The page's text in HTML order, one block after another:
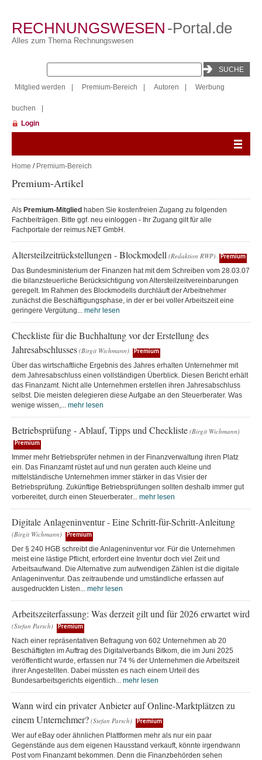
RECHNUNGSWESEN -Portal.de
Alles zum Thema Rechnungswesen
Mitglied werden Premium-Bereich Autoren Werbung
buchen
Login
Home / Premium-Bereich
Premium-Artikel
Als Premium-Mitglied haben Sie kostenfreien Zugang zu folgenden
Fachbeiträgen. Bitte ggf. neu einloggen - Ihr Zugang gilt für alle
Fachportale der reimus.NET GmbH.
Altersteilzeitrückstellungen - Blockmodell (Redaktion RWP) Premium
Das Bundesministerium der Finanzen hat mit dem Schreiben vom 28.03.07
die bilanzsteuerliche Berücksichtigung von Altersteilzeitvereinbarungen
geregelt. Im Rahmen des Blockmodells durchläuft der Arbeitnehmer
zunächst die Beschäftigungsphase, in der er bei voller Arbeitszeit eine
geringere Vergütung... mehr lesen
Checkliste für die Buchhaltung vor der Erstellung des
Jahresabschlusses (Birgit Wichmann) Premium
Über das wirtschaftliche Ergebnis des Jahres erhalten Unternehmer mit
dem Jahresabschluss einen vollständigen Überblick. Diesen Bericht erhält
das Finanzamt. Nicht alle Unternehmen erstellen ihren Jahresabschluss
selbst. Die meisten delegieren diese Aufgabe an den Steuerberater. Was
wenige wissen,... mehr lesen
Betriebsprüfung - Ablauf, Tipps und Checkliste (Birgit Wichmann)
Premium
Immer mehr Betriebsprüfer nehmen in der Finanzverwaltung ihren Platz
ein. Das Finanzamt rüstet auf und nun geraten auch kleine und
mittelständische Unternehmen immer stärker in das Visier der
Betriebsprüfung. Zukünftige Betriebsprüfungen sollten deshalb immer gut
vorbereitet, durch einen Steuerberater... mehr lesen
Digitale Anlageninventur - Eine Schritt-für-Schritt-Anleitung
(Birgit Wichmann) Premium
Der § 240 HGB schreibt die Anlageninventur vor. Für die Unternehmen
meist eine lästige Pflicht, erfordert eine Inventur doch viel Zeit und
Arbeitsaufwand. Die Alternative zum aufwendigen Zählen ist die digitale
Anlageninventur. Das zeitraubende und umständliche erfassen auf
ausgedruckten Listen... mehr lesen
Arbeitszeiterfassung: Was derzeit gilt und für 2026 erwartet wird
(Stefan Parsch) Premium
Nach einer repräsentativen Befragung von 602 Unternehmen ab 20
Beschäftigten im Auftrag des Digitalverbands Bitkom, die im Juni 2025
veröffentlicht wurde, erfassen nur 74 % der Unternehmen die Arbeitszeit
ihrer Angestellten. Dabei müssten es nach einem Urteil des
Bundesarbeitsgerichts eigentlich... mehr lesen
Wann wird ein privater Anbieter auf Online-Marktplätzen zu
einem Unternehmer? (Stefan Parsch) Premium
Wer auf eBay oder ähnlichen Plattformen mehr als nur ein paar
Gegenstände aus dem eigenen Hausstand verkauft, könnte irgendwann
Post vom Finanzamt bekommen. Denn die Finanzbehörden sehen